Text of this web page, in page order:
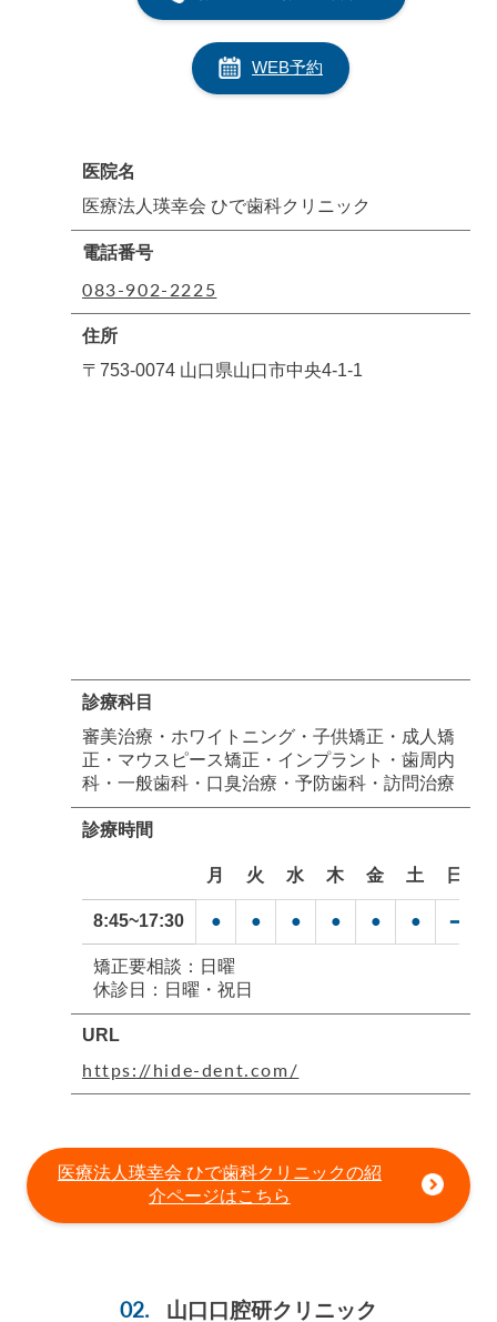
WEB予約
医院名
医療法人瑛幸会 ひで歯科クリニック
電話番号
083-902-2225
住所
〒753-0074 山口県山口市中央4-1-1
診療科目
審美治療・ホワイトニング・子供矯正・成人矯
正・マウスピース矯正・インプラント・歯周内
科・一般歯科・口臭治療・予防歯科・訪問治療
診療時間
月 火 水 木 金 土 日
8:45~17:30 ● ● ● ● ● ● ━
矯正要相談：日曜
休診日：日曜・祝日
URL
https://hide-dent.com/
医療法人瑛幸会 ひで歯科クリニックの紹
介ページはこちら
山口口腔研クリニック